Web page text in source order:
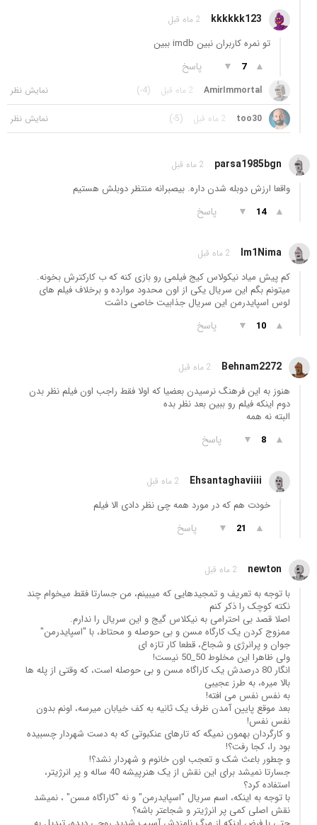
kkkkkk123 2 ماه قبل
تو نمره کاربران نبین imdb ببین
▲
7
▼ پاسخ
AmirImmortal 2 ماه قبل (-4)
too30 2 ماه قبل (-5)
parsa1985bgn 2 ماه قبل
واقعا ارزش دوبله شدن داره. بیصبرانه منتظر دوبلش هستیم
▲
14
▼ پاسخ
Im1Nima 2 ماه قبل
کم پیش میاد نیکولاس کیج فیلمی رو بازی کنه که ب کارکترش بخونه.
میتونم بگم این سریال یکی از اون محدود موارده و برخلاف فیلم های
لوس اسپایدرمن این سریال جذابیت خاصی داشت
▲
10
▼ پاسخ
Behnam2272 2 ماه قبل
هنوز به این فرهنگ نرسیدن بعضیا که اولا فقط راجب اون فیلم نظر بدن
دوم اینکه فیلم رو ببین بعد نظر بده
البته نه همه
▲
8
▼ پاسخ
Ehsantaghaviiii 2 ماه قبل
خودت هم که در مورد همه چی نظر دادی الا فیلم
▲
21
▼ پاسخ
newton 2 ماه قبل
با توجه به تعریف و تمجیدهایی که میبینم، من جسارتا فقط میخوام چند
نکته کوچک را ذکر کنم
اصلا قصد بی احترامی به نیکلاس گیج و این سریال را ندارم.
ممزوج کردن یک کارگاه مسن و بی حوصله و محتاط، با "اسپایدرمن"
جوان و پرانرژی و شجاع، قطعا کار تازه ای
ولی ظاهرا این مخلوط 50_50 نیست!
انگار 80 درصدش یک کاراگاه مسن و بی حوصله است، که وقتی از پله ها
بالا میره، به طرز عجیبی
به نفس نفس می افته!
بعد موقع پایین آمدن ظرف یک ثانیه به کف خیابان میرسه، اونم بدون
نفس نفس!
و کارگردان بهمون نمیگه که تارهای عنکبوتی که به دست شهردار چسبیده
بود را، کجا رفت؟!
و چطور باعث شک و تعجب اون خانوم و شهردار نشد؟!
جسارتا نمیشد برای این نقش از یک هنرپیشه 40 ساله و پر انرژیتر،
استفاده کرد؟
با توجه به اینکه، اسم سریال "اسپایدرمن" و نه "کاراگاه مسن" ، نمیشد
نقش اصلی کمی پر انرژیتر و شجاعتر باشه؟